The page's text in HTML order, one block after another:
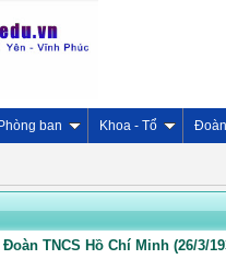
Phòng ban Khoa - Tổ
TNCS Hồ Chí Minh (26/3/